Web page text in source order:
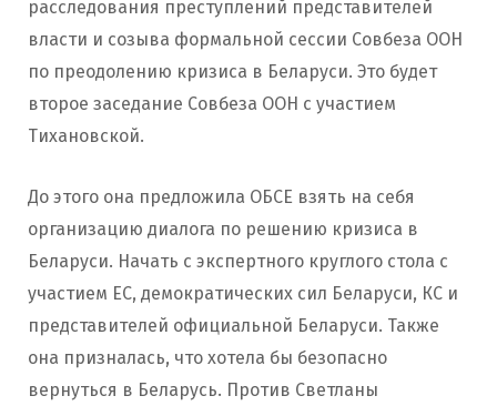
расследования преступлений представителей
власти и созыва формальной сессии Совбеза ООН
по преодолению кризиса в Беларуси. Это будет
второе заседание Совбеза ООН с участием
Тихановской.
До этого она предложила ОБСЕ взять на себя
организацию диалога по решению кризиса в
Беларуси. Начать с экспертного круглого стола с
участием ЕС, демократических сил Беларуси, КС и
представителей официальной Беларуси. Также
она призналась, что хотела бы безопасно
вернуться в Беларусь. Против Светланы